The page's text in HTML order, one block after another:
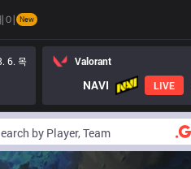
이 New
6. 목 Valorant
NAVI LIVE